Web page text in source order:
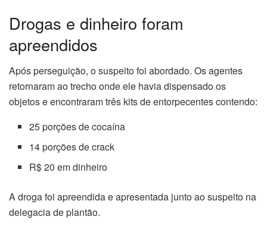
Drogas e dinheiro foram
apreendidos
Após perseguição, o suspeito foi abordado. Os agentes
retornaram ao trecho onde ele havia dispensado os
objetos e encontraram três kits de entorpecentes contendo:
25 porções de cocaína
14 porções de crack
R$ 20 em dinheiro
A droga foi apreendida e apresentada junto ao suspeito na
delegacia de plantão.